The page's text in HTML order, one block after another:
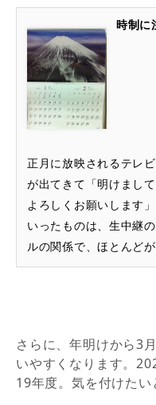
時制に
正月に放映されるテレ
が出てきて「明けまし
よろしくお願いします
いったものは、生中継
ルの関係で、ほとんど
さらに、年明けから3
いやすくなります。
19年度。気を付けたい